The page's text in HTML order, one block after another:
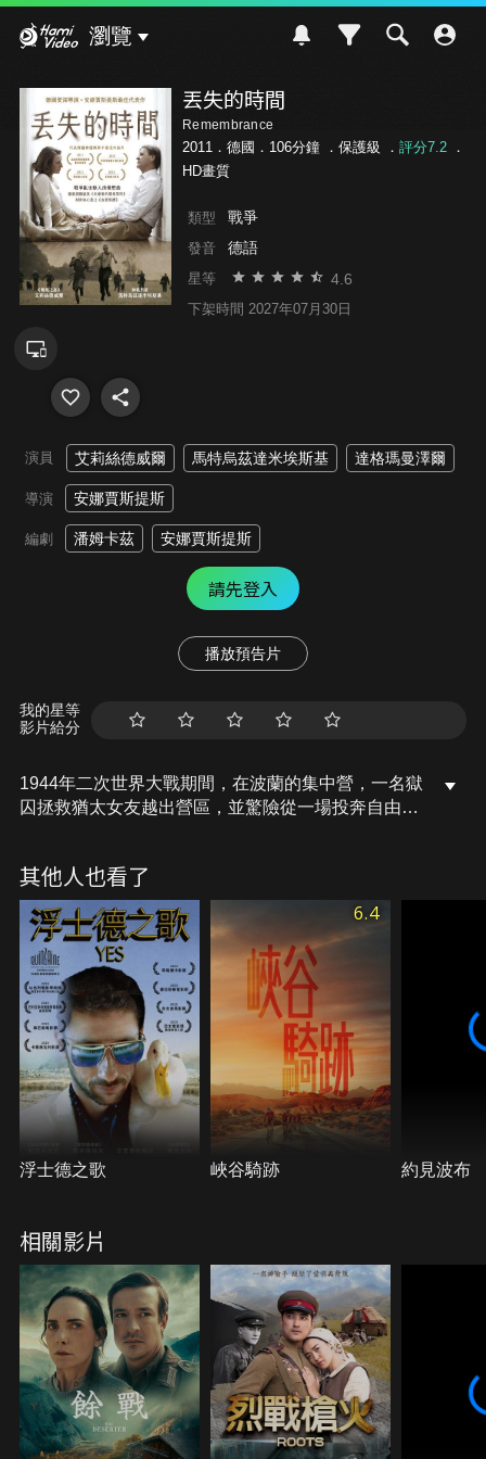
瀏覽
丟失的時間
Remembrance
2011．德國．106分鐘 ． 保護級 ． 評分7.2．
HD畫質
類型 戰爭
發音 德語
星等 4.6
下架時間 2027年07月30日
演員 艾莉絲德威爾 馬特烏茲達米埃斯基 達格瑪曼澤爾
導演 安娜賈斯提斯
編劇 潘姆卡茲 安娜賈斯提斯
請先登入
播放預告片
我的星等
影片給分
1944年二次世界大戰期間，在波蘭的集中營，一名獄
囚拯救猶太女友越出營區，並驚險從一場投奔自由的
存。32年後的紐約市，當時的猶太女子戰後前往美
國，現已52歲的她意外得知當時的摯愛依然在世，無
論如何都必須再見他一面。
其他人也看了
浮士德之歌
6.4
峽谷騎跡 約見波布
相關影片